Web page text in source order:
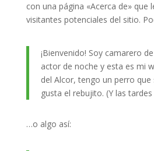
con una página «Acerca de» que
visitantes potenciales del sitio.
¡Bienvenido! Soy camarero
actor de noche y esta es mi
del Alcor, tengo un perro que
gusta el rebujito. (Y las
…o algo así: